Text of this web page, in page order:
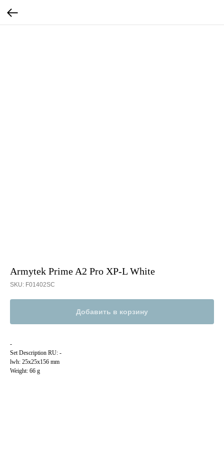
Armytek Prime A2 Pro XP-L White
SKU: F01402SC
Добавить в корзину
-
Set Description RU: -
lwh: 25x25x156 mm
Weight: 66 g